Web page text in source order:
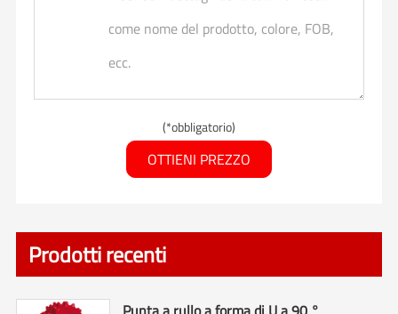
(*obbligatorio)
OTTIENI PREZZO
Prodotti recenti